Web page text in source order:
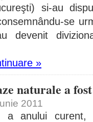
si-au
se
devenit
»
naturale a
2011
a anului curent,